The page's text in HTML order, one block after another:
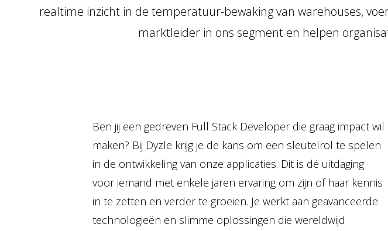
realtime inzicht in de temperatuur-bewaking van warehouses,
marktleider in ons segment en helpen
Ben jij een gedreven Full Stack Developer die graag impact wil
maken? Bij Dyzle krijg je de kans om een sleutelrol te spelen
in de ontwikkeling van onze applicaties. Dit is dé uitdaging
voor iemand met enkele jaren ervaring om zijn of haar kennis
in te zetten en verder te groeien. Je werkt aan geavanceerde
technologieën en slimme oplossingen die wereldwijd